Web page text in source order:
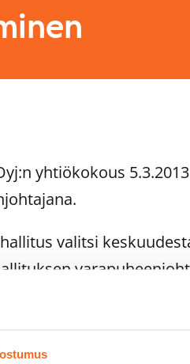
yhtiökokous
valitsi
valitsi nimitys- ja